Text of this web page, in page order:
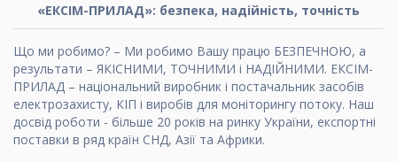
«ЕКСІМ-ПРИЛАД»: безпека, надійність, точність
Що ми робимо? – Ми робимо Вашу працю БЕЗПЕЧНОЮ, а
результати – ЯКІСНИМИ, ТОЧНИМИ і НАДІЙНИМИ. ЕКСІМ-
ПРИЛАД – національний виробник і постачальник засобів
електрозахисту, КІП і виробів для моніторингу потоку. Наш
досвід роботи - більше 20 років на ринку України, експортні
поставки в ряд країн СНД, Азії та Африки.